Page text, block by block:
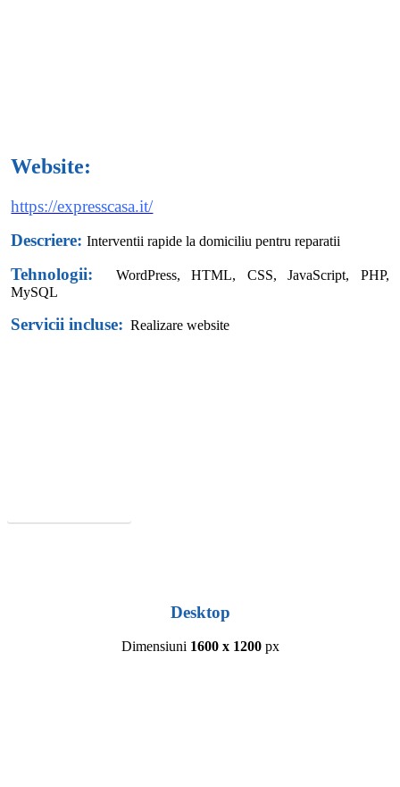
Website:
https://expresscasa.it/
Descriere:Interventii rapide la domiciliu pentru reparatii
Tehnologii: WordPress,HTML, CSS, JavaScript, PHP,
MySQL
Servicii incluse: Realizare website
Desktop
Dimensiuni 1600 x 1200px